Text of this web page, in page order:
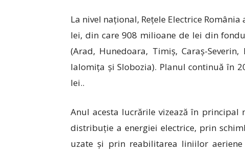
La nivel național, Rețele Electrice
lei, din care 908 milioane de lei din
(Arad, Hunedoara, Timiș, Caraș-
Ialomița și Slobozia). Planul continuă în
lei..
Anul acesta lucrările vizează în
distribuție a energiei electrice, prin
uzate și prin reabilitarea liniilor